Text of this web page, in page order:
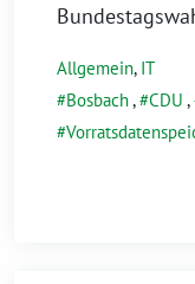
Allgemein, IT
Bosbach, CDU ,